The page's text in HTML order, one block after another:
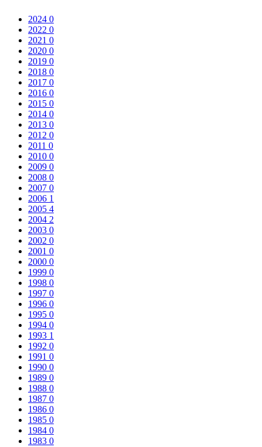
2024 0
2022 0
2021 0
2020 0
2019 0
2018 0
2017 0
2016 0
2015 0
2014 0
2013 0
2012 0
2011 0
2010 0
2009 0
2008 0
2007 0
2006 1
2005 4
2004 2
2003 0
2002 0
2001 0
2000 0
1999 0
1998 0
1997 0
1996 0
1995 0
1994 0
1993 1
1992 0
1991 0
1990 0
1989 0
1988 0
1987 0
1986 0
1985 0
1984 0
1983 0